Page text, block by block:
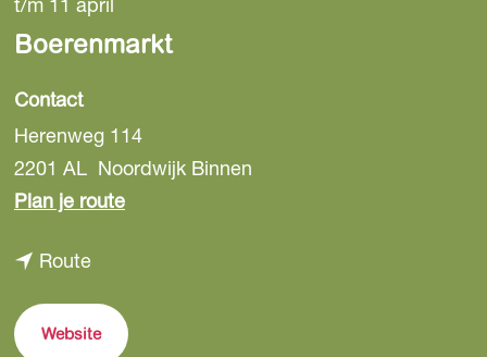
Boerenmarkt
Contact
Herenweg 114
2201 AL Noordwijk Binnen
Plan je routen
B
Routen
a
Website